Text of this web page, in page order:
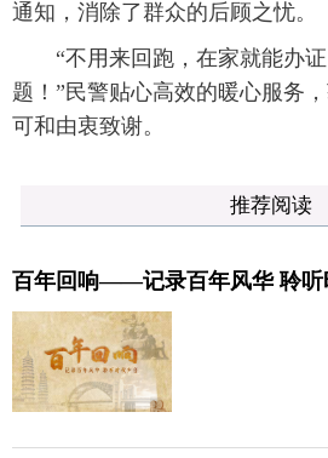
通知，消除了群众的后顾之忧。
“不用来回跑，在家就能办证
题！”民警贴心高效的暖心服务
可和由衷致谢。
推荐阅读
百年回响——记录百年风华 聆听